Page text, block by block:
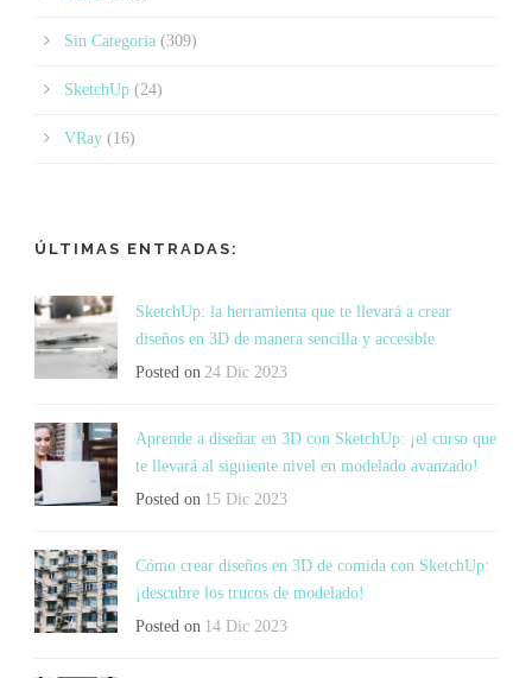
Sin Categoria (309)
SketchUp (24)
VRay (16)
ÚLTIMAS ENTRADAS:
SketchUp: la herramienta que te llevará a crear
diseños en 3D de manera sencilla y accesible
Posted on 24 Dic 2023
Aprende a diseñar en 3D con SketchUp: ¡el curso que
te llevará al siguiente nivel en modelado avanzado!
Posted on 15 Dic 2023
Cómo crear diseños en 3D de comida con SketchUp:
¡descubre los trucos de modelado!
Posted on 14 Dic 2023